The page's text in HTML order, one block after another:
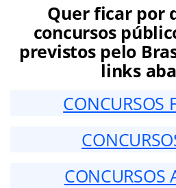
Quer ficar por
concursos
previstos pelo
links
CONCURSOS
CONCURSOS